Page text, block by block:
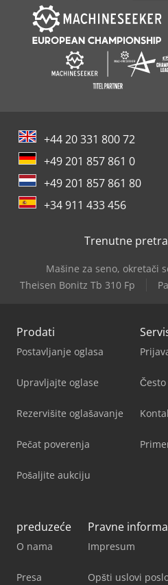
+44 20 331 800 72
+49 201 857 861 0
+49 201 857 861 80
+34 911 433 456
Trenutne
Mašine za seno, okretači
Theisen Bonitz Tb 310 Fp
Prodati
Postavljanje oglasa
Upravljajte oglase
Rezervišite oglašavanje
Pečat poverenja
Pošaljite aukciju
preduzeće
O nama
Presa
Pravne
Impresum
Opšti uslovi